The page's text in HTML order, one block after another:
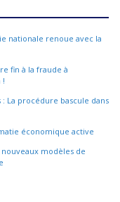
nationale renoue avec la
fin à la fraude à
!
La procédure bascule dans
économique active
nouveaux modèles de